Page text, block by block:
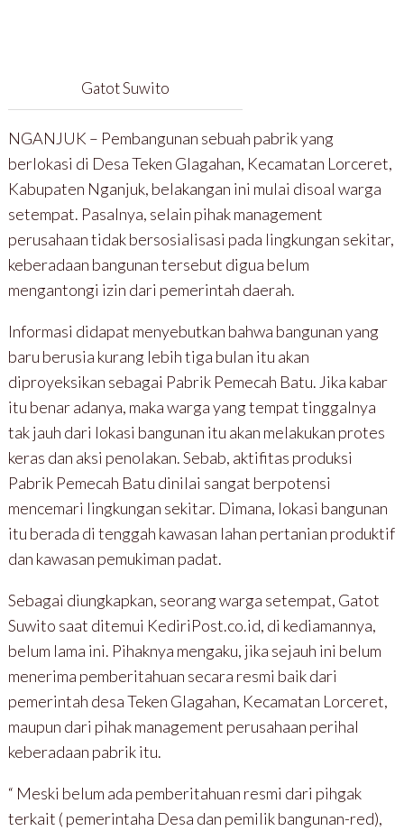
Gatot Suwito
NGANJUK – Pembangunan sebuah pabrik yang
berlokasi di Desa Teken Glagahan, Kecamatan Lorceret,
Kabupaten Nganjuk, belakangan ini mulai disoal warga
setempat. Pasalnya, selain pihak management
perusahaan tidak bersosialisasi pada lingkungan sekitar,
keberadaan bangunan tersebut digua belum
mengantongi izin dari pemerintah daerah.
Informasi didapat menyebutkan bahwa bangunan yang
baru berusia kurang lebih tiga bulan itu akan
diproyeksikan sebagai Pabrik Pemecah Batu. Jika kabar
itu benar adanya, maka warga yang tempat tinggalnya
tak jauh dari lokasi bangunan itu akan melakukan protes
keras dan aksi penolakan. Sebab, aktifitas produksi
Pabrik Pemecah Batu dinilai sangat berpotensi
mencemari lingkungan sekitar. Dimana, lokasi bangunan
itu berada di tenggah kawasan lahan pertanian produktif
dan kawasan pemukiman padat.
Sebagai diungkapkan, seorang warga setempat, Gatot
Suwito saat ditemui KediriPost.co.id, di kediamannya,
belum lama ini. Pihaknya mengaku, jika sejauh ini belum
menerima pemberitahuan secara resmi baik dari
pemerintah desa Teken Glagahan, Kecamatan Lorceret,
maupun dari pihak management perusahaan perihal
keberadaan pabrik itu.
“ Meski belum ada pemberitahuan resmi dari pihgak
terkait ( pemerintaha Desa dan pemilik bangunan-red),